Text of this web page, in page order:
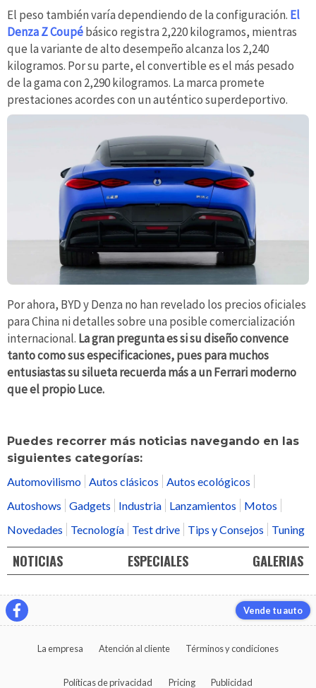
El peso también varía dependiendo de la configuración. El
Denza Z Coupébásico registra 2,220 kilogramos, mientras
que la variante de alto desempeño alcanza los 2,240
kilogramos. Por su parte, el convertible es el más pesado
de la gama con 2,290 kilogramos. La marca promete
prestaciones acordes con un auténtico superdeportivo.
Por ahora, BYD y Denza no han revelado los precios oficiales
para China ni detalles sobre una posible comercialización
internacional. La gran pregunta es si su diseño convence
tanto como sus especificaciones, pues para muchos
entusiastas su silueta recuerda más a un Ferrari moderno
que el propio Luce.
Puedes recorrer más noticias navegando en las
siguientes categorías:
Automovilismo
Autos clásicos
Autos ecológicos
Autoshows
Gadgets Industria Lanzamientos
Motos
Novedades
Tecnología Test drive Tips y Consejos Tuning
NOTICIAS ESPECIALES GALERIAS
Vende tu auto
La empresa Atención al cliente Términos y condiciones
Políticas de privacidad Pricing Publicidad